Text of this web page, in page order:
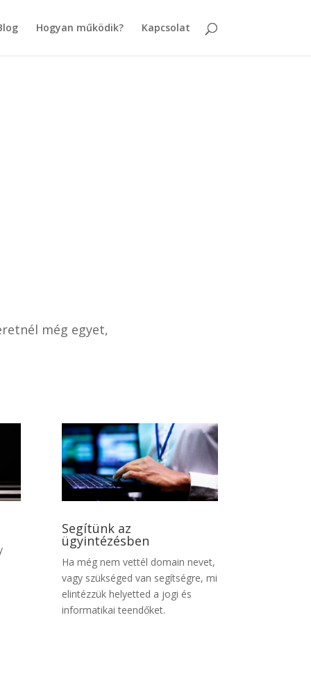
Hogyan működik? Kapcsolat
még egyet,
Segítünk az
ügyintézésben
Ha még nem vettél domain nevet,
vagy szükséged van segítségre, mi
elintézzük helyetted a jogi és
informatikai teendőket.